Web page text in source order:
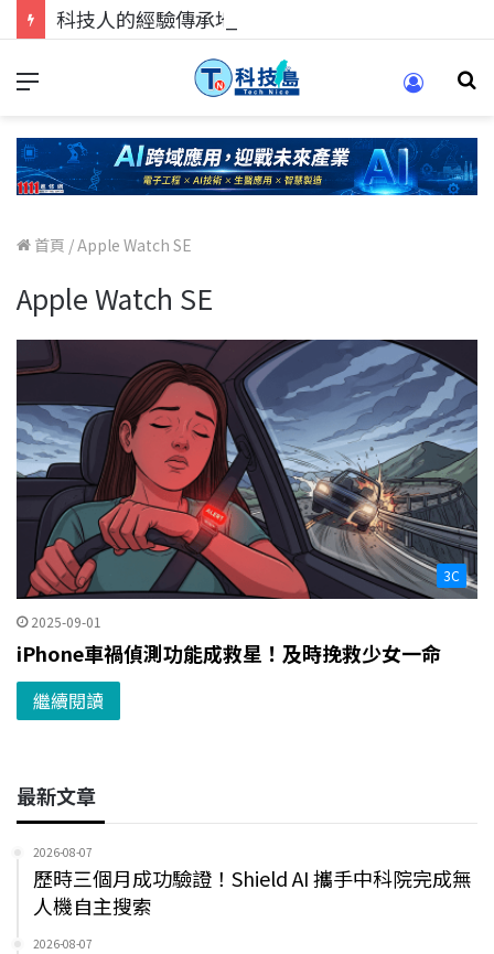
首頁 /Apple Watch SE
Apple Watch SE
3C
2025-09-01
iPhone車禍偵測功能成救星！及時挽救少女一命
繼續閱讀
最新文章
2026-08-07
歷時三個月成功驗證！Shield AI 攜手中科院完成無
人機自主搜索
2026-08-07